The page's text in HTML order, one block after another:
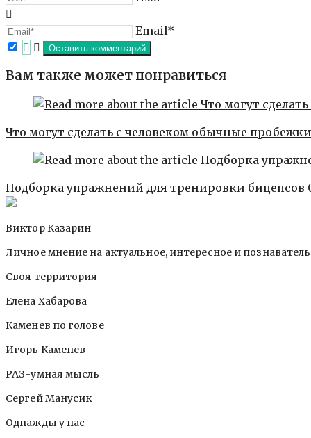
Email*
Вам также может понравиться
Что могут сделать с человеком обычные
Подборка упражнений для тренировки бицепсов
Виктор Казарин
Личное мнение на актуальное, интересное и
Своя территория
Елена Хабарова
Каменев по голове
Игорь Каменев
РАЗ-умная мысль
Сергей Манусик
Однажды у нас